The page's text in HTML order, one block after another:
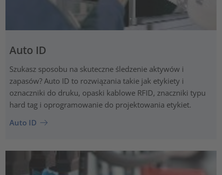
Auto ID
Szukasz sposobu na skuteczne śledzenie aktywów i
zapasów? Auto ID to rozwiązania takie jak etykiety i
oznaczniki do druku, opaski kablowe RFID, znaczniki typu
hard tag i oprogramowanie do projektowania etykiet.
Auto ID